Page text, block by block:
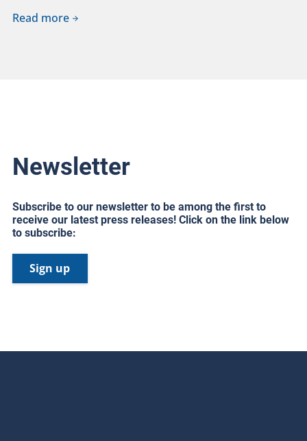
Read more
Newsletter
Subscribe to our newsletter to be among the first to
receive our latest press releases! Click on the link below
to subscribe:
Sign up